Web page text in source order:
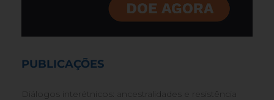
PUBLICAÇÕES
Diálogos interétnicos: ancestralidades e resistência